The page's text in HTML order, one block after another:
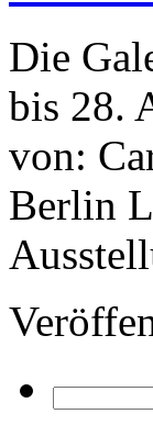
Die
bis 28.
von:
Berlin
nach: